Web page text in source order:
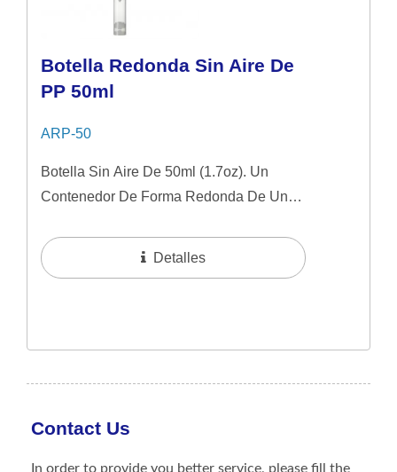
Botella Redonda Sin Aire De
PP 50ml
ARP-50
Botella Sin Aire De 50ml (1.7oz). Un
Contenedor De Forma Redonda De Una
Presenta Un Diseño De Collar Mate
Elegante....
Detalles